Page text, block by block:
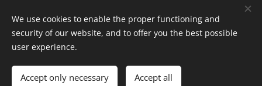
Add to cart
Languages
Suomi
English
We use cookies to enable the proper functioning and
security of our website, and to offer you the best possible
user experience.
Accept only necessary Accept all